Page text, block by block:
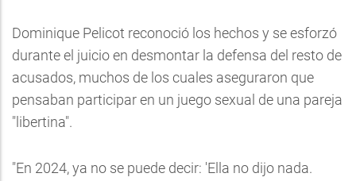
Dominique Pelicot reconoció los hechos y se esforzó
durante el juicio en desmontar la defensa del resto de
acusados, muchos de los cuales aseguraron que
pensaban participar en un juego sexual de una pareja
"libertina".
"En 2024, ya no se puede decir: 'Ella no dijo nada.